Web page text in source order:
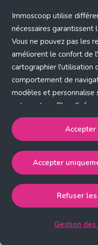
Immoscoop utilise
nécessaires
Vous ne pouvez pas les
améliorent le confort de
cartographier l'utilisation
comportement de
modèles et personnalise
entre autres. Plus
Cliquez sur 'Gestion des
Notre politique de
Accepter tous les
strictement
publicité ciblée.
Accepter uniquement
les cookies strictement
Accepter
Refuser
Gestion
Application error: a client-
browser console for more